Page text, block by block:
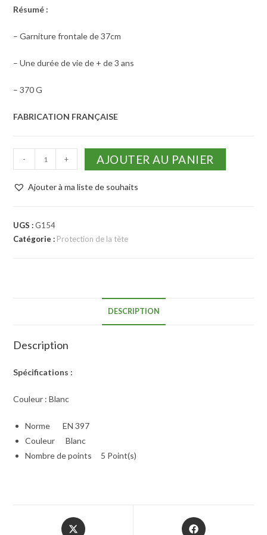
Résumé :
– Garniture frontale de 37cm
– Une durée de vie de + de 3 ans
– 370 G
FABRICATION FRANÇAISE
- + AJOUTER AU PANIER
Ajouter à ma liste de souhaits
UGS :G154
Catégorie : Protection de la tète
DESCRIPTION
Description
Spécifications :
Couleur : Blanc
NormeEN 397
CouleurBlanc
Nombre de points 5 Point(s)